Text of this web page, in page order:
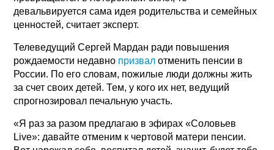
девальвируется сама идея родительства и семейных
ценностей, считает эксперт.
Телеведущий Сергей Мардан ради повышения
рождаемости недавно призвал отменить пенсии в
России. По его словам, пожилые люди должны жить
за счет своих детей. Тем, у кого их нет, ведущий
спрогнозировал печальную участь.
«Я раз за разом предлагаю в эфирах «Соловьев
Live»: давайте отменим к чертовой матери пенсии.